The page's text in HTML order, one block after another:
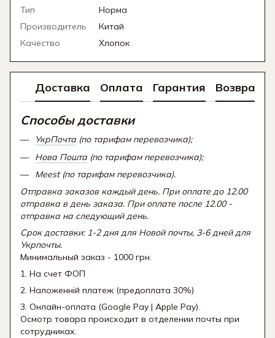
Тип
Норма
Производитель
Китай
Качество
Хлопок
Доставка Оплата Гарантия Возврат
Способы доставки
УкрПочта (по тарифам перевозчика);
Нова Пошта (по тарифам перевозчика);
Meest (по тарифам перевозчика).
Отправка заказов каждый день. При оплате до 12.00
отправка в день заказа. При оплате после 12.00 -
отправка на следующий день.
Срок доставки: 1-2 дня для Новой почты, 3-6 дней для
Укрпочты.
Минимальный заказ - 1000 грн.
1. На счет ФОП
2. Наложенній платеж (предоплата 30%)
3. Онлайн-оплата (Google Pay | Apple Pay).
Осмотр товара происходит в отделении почты при
сотрудниках.